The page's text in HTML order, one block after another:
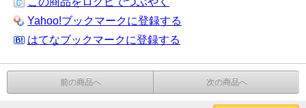
Yahoo!ブックマークに登録する
はてなブックマークに登録する
前の商品へ 次の商品へ